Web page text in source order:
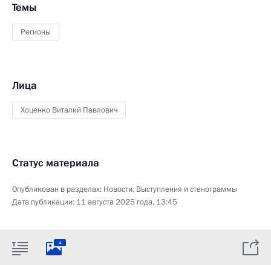
Темы
Регионы
Лица
Хоценко Виталий Павлович
Статус материала
Опубликован в разделах: Новости, Выступления и стенограммы
Дата публикации: 11 августа 2025 года, 13:45
4